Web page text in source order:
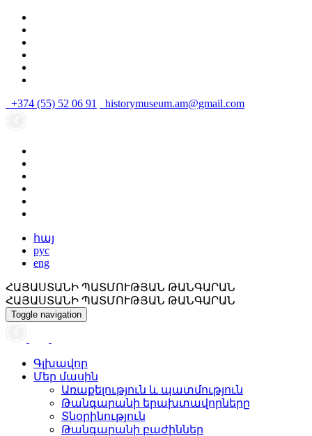
+374 (55) 52 06 91 historymuseum.am@gmail.com
հայ
рус
eng
ՀԱՅԱՍՏԱՆԻ ՊԱՏՄՈՒԹՅԱՆ ԹԱՆԳԱՐԱՆ
ՀԱՅԱՍՏԱՆԻ ՊԱՏՄՈՒԹՅԱՆ ԹԱՆԳԱՐԱՆ
Toggle navigation
Գլխավոր
Մեր մասին
Առաքելություն և պատմություն
Թանգարանի երախտավորները
Տնօրինություն
Թանգարանի բաժիններ